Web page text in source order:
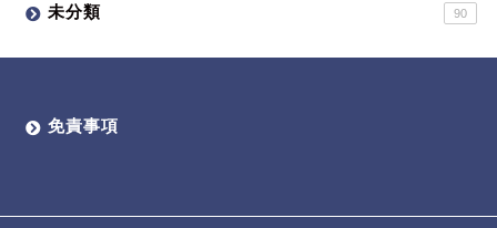
未分類 90
免責事項